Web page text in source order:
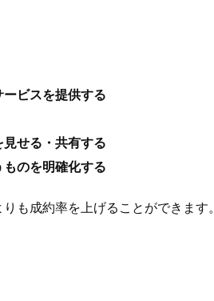
ビスを提供する
せる・共有する
のを明確化する
も成約率を上げることができます。